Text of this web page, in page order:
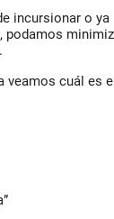
incursionar o ya
podamos
veamos cuál es el